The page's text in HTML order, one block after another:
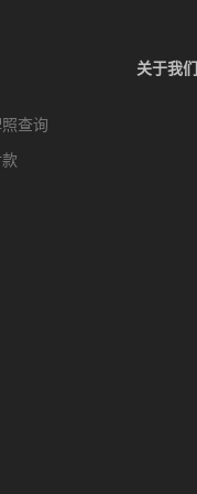
查询
关于我们